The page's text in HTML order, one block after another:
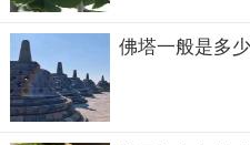
佛塔一般是多